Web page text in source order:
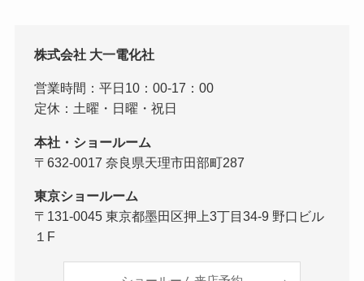
株式会社 大一電化社
営業時間：平日10：00-17：00
定休：土曜・日曜・祝日
本社・ショールーム
〒632-0017 奈良県天理市田部町287
東京ショールーム
〒131-0045 東京都墨田区押上3丁目34-9 野口ビル
１F